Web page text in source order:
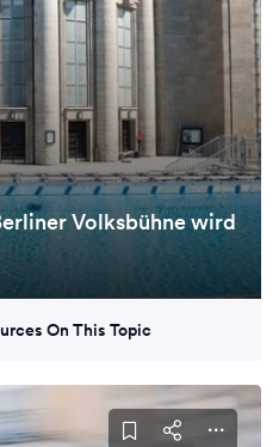
Volksbühne wird
On This Topic